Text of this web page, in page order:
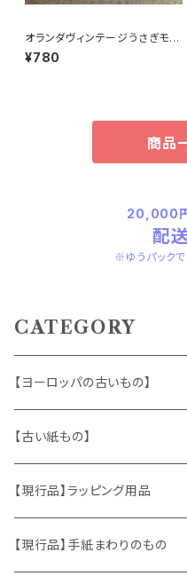
オランダヴィンテージうさぎモチ
ーフプラパーツ30個セットNo16
2
¥780
商品
20,000
配
※ゆうパック
CATEGORY
【ヨーロッパの古いもの】
ヴィンテージアクセサリー
おもちゃ、ぬいぐるみ
くま、テディベア
ヴィンテージファブリック
【古い紙もの】
切手、FDC
ポストカード、カレンダー
【現行品】ラッピング用品
伝票、タグ、シール
【現行品】手紙まわりのもの